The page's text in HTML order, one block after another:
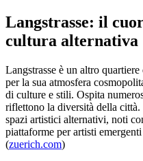
Langstrasse: il
cultura alternativa
Langstrasse è un altro
per la sua atmosfera
di culture e stili. Ospita
riflettono la diversità della città.
spazi artistici alternativi, noti
piattaforme per artisti
(zuerich.com)